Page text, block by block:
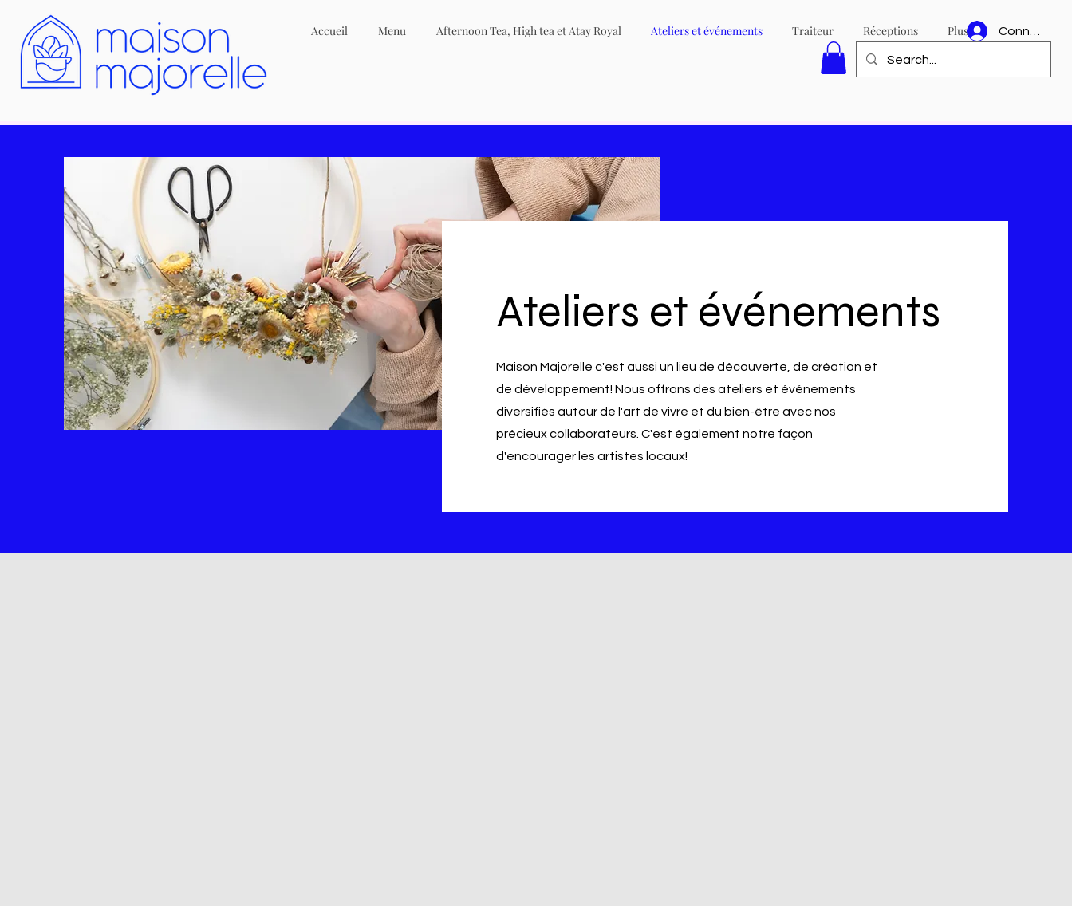
Accueil Menu Afternoon Tea, High tea et Atay Royal Ateliers et événements Traiteur Réceptions Plus Connexion
Ateliers et événements
Maison Majorelle c'est aussi un lieu de découverte, de création et
de développement! Nous offrons des ateliers et événements
diversifiés autour de l'art de vivre et du bien-être avec nos
précieux collaborateurs. C'est également notre façon
d'encourager les artistes locaux!